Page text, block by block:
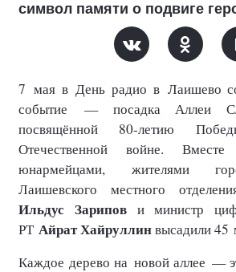
символ памяти о подвиге
7 мая в День радио в Лаишево
событие — посадка Аллеи
посвящённой 80-летию
Отечественной войне.
юнармейцами, жителями
Лаишевского местного
Ильдус Зарипов и министр
РТ Айрат Хайруллинвысадили 45
Каждое дерево на новой аллее —